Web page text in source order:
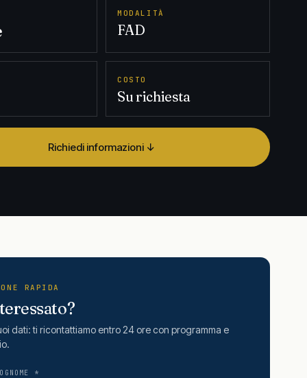
MODALITÀ
FAD
COSTO
Su richiesta
Richiedi informazioni ↓
RAPIDA
dati: ti ricontattiamo entro 24 ore con programma e
*